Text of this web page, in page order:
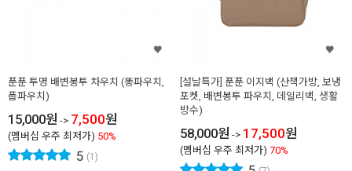
푼푼 투명 배변봉투 차우치 (똥파우치,
풉파우치)
15,000원 -> 7,500원
(멤버십 우주 최저가) 50%
5 (1)
[설날특가] 푼푼 이지백 (산책가방, 보냉
포켓, 배변봉투 파우치, 데일리백, 생활
방수)
58,000원 -> 17,500원
(멤버십 우주 최저가) 70%